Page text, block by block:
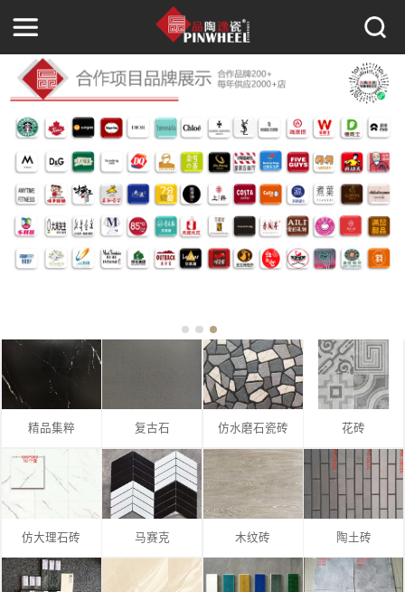
精品集粹 复古石 仿水磨石瓷砖 花砖
仿大理石砖 马赛克 木纹砖 陶土砖